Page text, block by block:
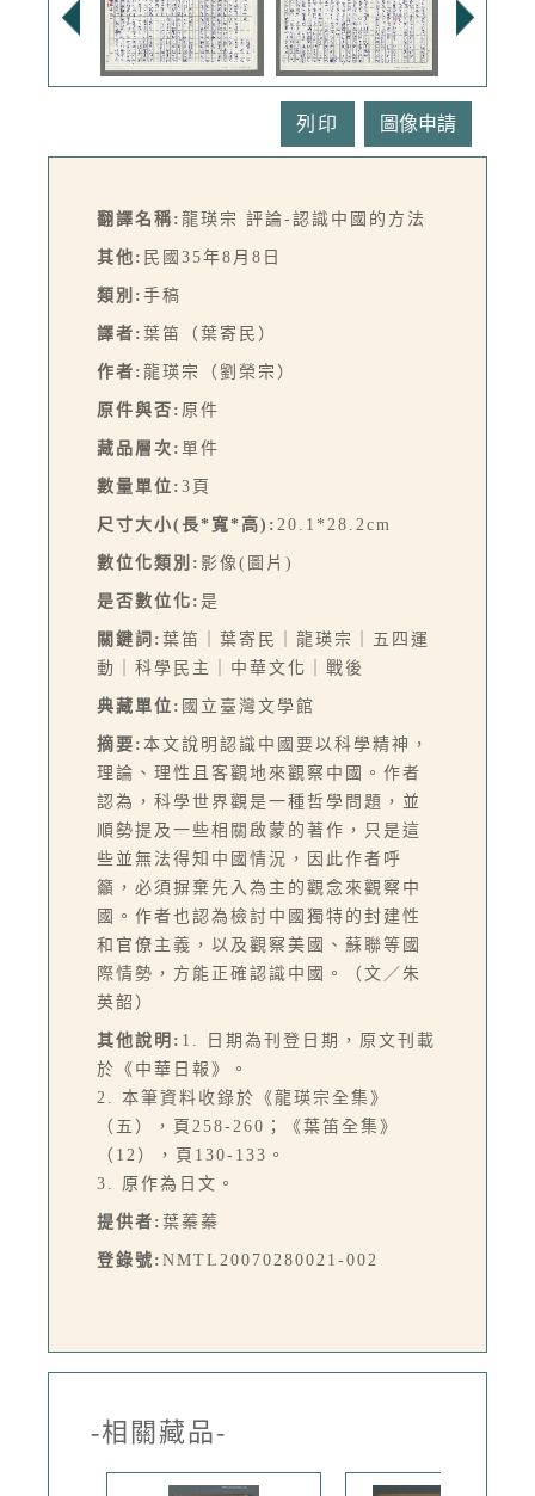
列印
翻譯名稱: 龍瑛宗 評論-認識中國的方法
其他: 民國35年8月8日
類別: 手稿
譯者: 葉笛（葉寄民）
作者: 龍瑛宗（劉榮宗）
原件與否: 原件
藏品層次: 單件
數量單位: 3頁
尺寸大小(長*寬*高): 20.1*28.2cm
數位化類別: 影像(圖片)
是否數位化: 是
關鍵詞: 葉笛｜葉寄民｜龍瑛宗｜五四運
動｜科學民主｜中華文化｜戰後
典藏單位: 國立臺灣文學館
摘要: 本文說明認識中國要以科學精神，
理論、理性且客觀地來觀察中國。作者
認為，科學世界觀是一種哲學問題，並
順勢提及一些相關啟蒙的著作，只是這
些並無法得知中國情況，因此作者呼
籲，必須摒棄先入為主的觀念來觀察中
國。作者也認為檢討中國獨特的封建性
和官僚主義，以及觀察美國、蘇聯等國
際情勢，方能正確認識中國。（文／朱
英韶）
其他說明: 1. 日期為刊登日期，原文刊載
於《中華日報》。
2. 本筆資料收錄於《龍瑛宗全集》
（五），頁258-260；《葉笛全集》
（12），頁130-133。
3. 原作為日文。
提供者: 葉蓁蓁
登錄號: NMTL20070280021-002
-相關藏品-